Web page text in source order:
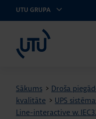
UTU GRUPA
Sākums > Droša
kvalitāte > UPS
Line-interactive w.